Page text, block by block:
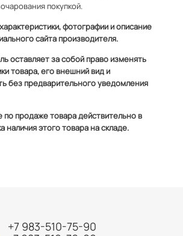
покупкой.
фотографии и описание
сайта производителя.
оставляет за собой право изменять
товара, его внешний вид и
без предварительного уведомления
продаже товара действительно в
наличия этого товара на складе.
+7 983-510-75-90